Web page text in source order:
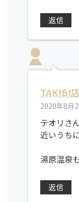
返信
TAKIBI
2020年8月
テオリさ
近いうち
湯原温泉
返信